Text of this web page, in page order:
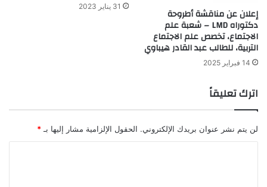
إعلان عن مناقشة أطروحة
دكتوراه LMD – شعبة علم
الاجتماع، تخصص علم الاجتماع
التربية، للطالب عبد القادر هيباوي
14 فبراير 2025
31 يناير 2023
اترك تعليقاً
لن يتم نشر عنوان بريدك الإلكتروني. الحقول الإلزامية مشار إليها بـ *